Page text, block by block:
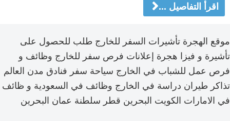
اقرأ التفاصيل ...
موقع الهجرة تأشيرات السفر للخارج طلب للحصول على
تأشيرة و فيزا هجرة إعلانات فرص سفر للخارج وظائف و
فرص عمل للشباب في الخارج سياحة سفر فنادق مدن العالم
تذاكر طيران دراسة في الخارج وظائف في السعودية و ظائف
في الامارات الكويت البحرين قطر سلطنة عمان البحرين